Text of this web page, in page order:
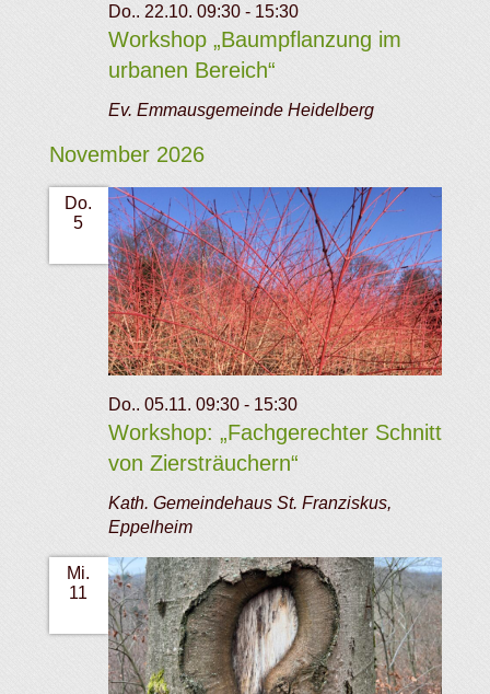
Workshop „Baumpflanzung im
urbanen Bereich“
Do.. 22.10. 09:30- 15:30
Ev. Emmausgemeinde Heidelberg
November 2026
Do.
5
Workshop: „Fachgerechter Schnitt
von Ziersträuchern“
Do.. 05.11. 09:30- 15:30
Kath. Gemeindehaus St. Franziskus,
Eppelheim
Mi.
11